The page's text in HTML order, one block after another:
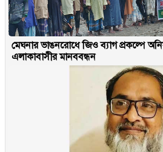
মেঘনার ভাঙনরোধে জিও ব্যাগ প্রকল্পে
এলাকাবাসীর মানববন্ধন